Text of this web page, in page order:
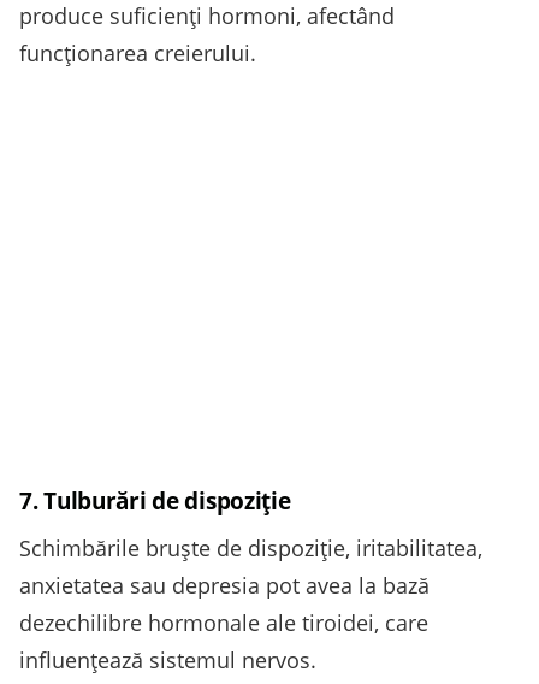
produce suficienţi hormoni, afectând
funcționarea creierului.
7. Tulburări de dispoziție
Schimbările bruște de dispoziție, iritabilitatea,
anxietatea sau depresia pot avea la bază
dezechilibre hormonale ale tiroidei, care
influențează sistemul nervos.